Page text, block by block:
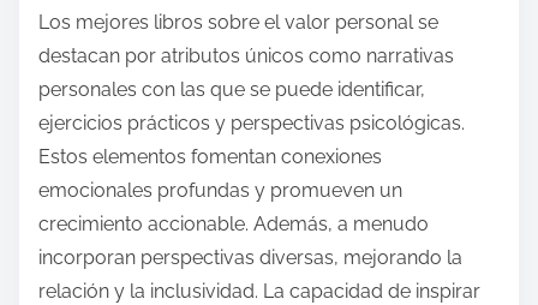
Los mejores libros sobre el valor personal se
destacan por atributos únicos como narrativas
personales con las que se puede identificar,
ejercicios prácticos y perspectivas psicológicas.
Estos elementos fomentan conexiones
emocionales profundas y promueven un
crecimiento accionable. Además, a menudo
incorporan perspectivas diversas, mejorando la
relación y la inclusividad. La capacidad de inspirar